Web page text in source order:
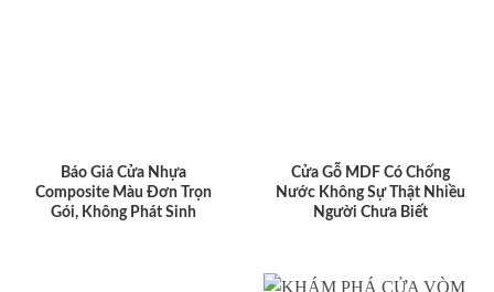
Báo Giá Cửa Nhựa
Composite Màu Đơn Trọn
Gói, Không Phát Sinh
Cửa Gỗ MDF Có Chống
Nước Không Sự Thật Nhiều
Người Chưa Biết